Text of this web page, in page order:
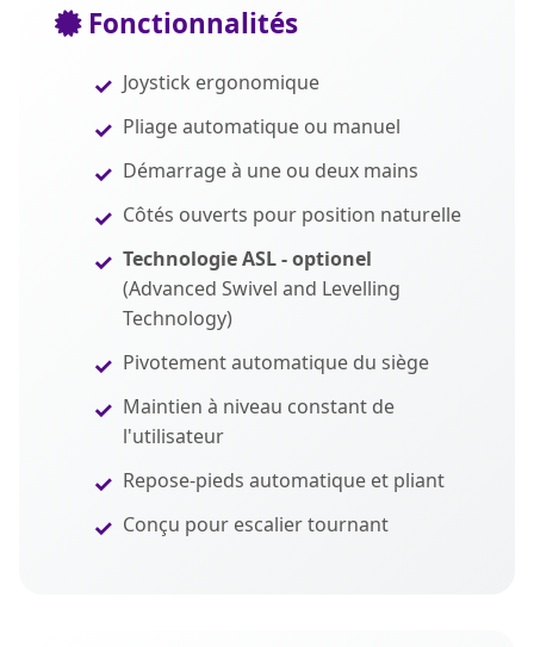
Fonctionnalités
Joystick ergonomique
Pliage automatique ou manuel
Démarrage à une ou deux mains
Côtés ouverts pour position naturelle
Technologie ASL - optionel
(Advanced Swivel and Levelling
Technology)
Pivotement automatique du siège
Maintien à niveau constant de
l'utilisateur
Repose-pieds automatique et pliant
Conçu pour escalier tournant